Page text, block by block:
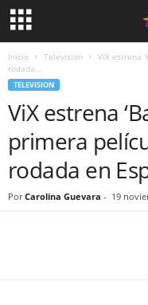
Inicio Television
ViX estrena
rodada...
TELEVISION
ViX estrena
primera
rodada en
Por Carolina Guevara - 19